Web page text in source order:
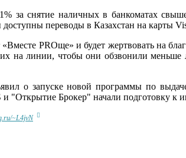
за снятие наличных в банкоматах
доступны переводы в Казахстан на карты
«Вместе PROще» и будет жертвовать на
на линии, чтобы они обзвонили
о запуске новой программы по
и "Открытие Брокер" начали подготовку к
~L4jvN